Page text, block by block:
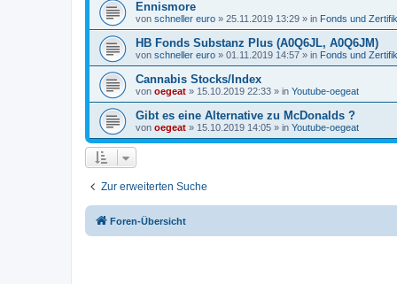
Ennismore
von schneller euro » 25.11.2019 13:29 » in Fonds und
HB Fonds Substanz Plus (A0Q6JL, A0Q6JM)
von schneller euro » 01.11.2019 14:57 » in Fonds und
Cannabis Stocks/Index
von oegeat » 15.10.2019 22:33 » in Youtube-oegeat
Gibt es eine Alternative zu McDonalds ?
von oegeat » 15.10.2019 14:05 » in Youtube-oegeat
Zur erweiterten Suche
Foren-Übersicht